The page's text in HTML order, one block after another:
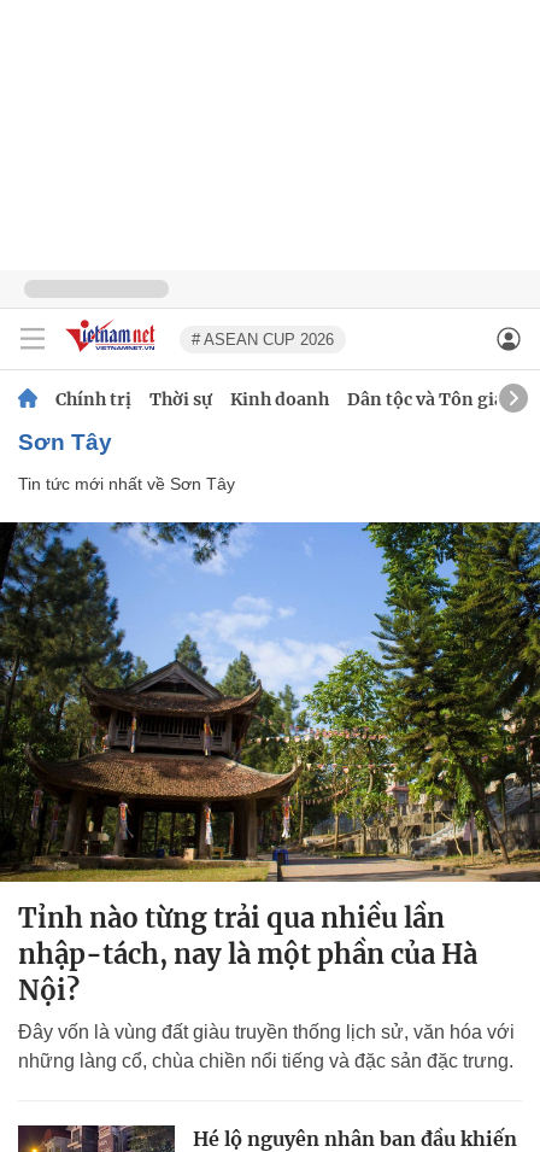
# ASEAN CUP 2026
Chính trị Thời sự Kinh doanh Dân tộc và Tôn giáo
Sơn Tây
Tin tức mới nhất về Sơn Tây
Tỉnh nào từng trải qua nhiều lần
nhập-tách, nay là một phần của Hà
Nội?
Đây vốn là vùng đất giàu truyền thống lịch sử, văn hóa với
những làng cổ, chùa chiền nổi tiếng và đặc sản đặc trưng.
Hé lộ nguyên nhân ban đầu khiến